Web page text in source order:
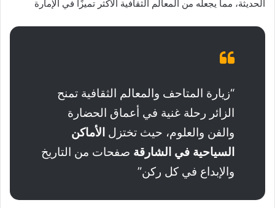
الحديثة، مما يجعله من المعالم الثقافية الأكثر تميزًا في الإمارة
“زيارة المتاحف والمعالم الثقافية تمنح
الزائر رحلة غنية في أعماق الحضارة
والفن والعلوم، حيث تختزل الأماكن
السياحية في الشارقة صفحات من التاريخ
والإبداع في كل ركن”